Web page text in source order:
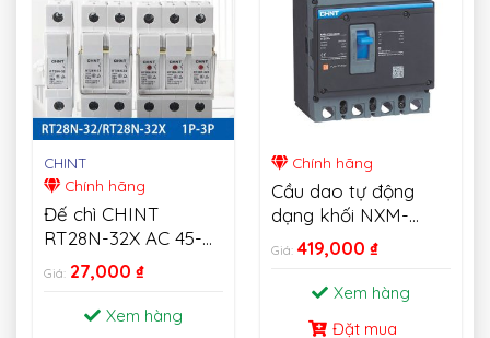
CHINT
Chính hãng
Đế chì CHINT
RT28N-32X AC 45-
62HZ 500V Fusible
Cutout 1P 2P 3P
Giá: 27,000 ₫
Xem hàng
Chính hãng
Cầu dao tự động
dạng khối NXM-
MCCB CHINT
Giá: 419,000 ₫
Xem hàng
Đặt mua